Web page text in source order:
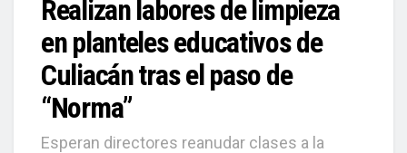
Realizan labores de limpieza
en planteles educativos de
Culiacán tras el paso de
“Norma”
Esperan directores reanudar clases a la